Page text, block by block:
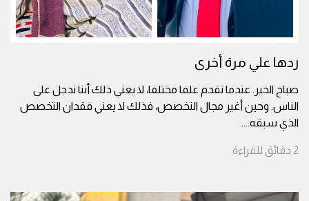
ردها علي مرة أخرى
صباح الخير. عندما نقدم علما مختلفا، لا يعني ذلك أننا ندجل على
الناس. وحين أغير مجال التخصص، فذلك لا يعني فقدان التخصص
الذي سبقه....
2 دقائق للقراءة